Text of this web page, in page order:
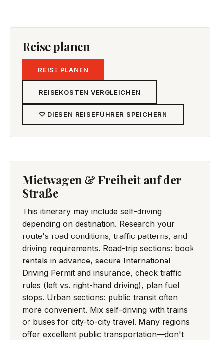
Reise planen
REISE PLANEN
REISEKOSTEN VERGLEICHEN
♡ DIESEN REISEFÜHRER SPEICHERN
Mietwagen & Freiheit auf der
Straße
This itinerary may include self-driving
depending on destination. Research your
route's road conditions, traffic patterns, and
driving requirements. Road-trip sections: book
rentals in advance, secure International
Driving Permit and insurance, check traffic
rules (left vs. right-hand driving), plan fuel
stops. Urban sections: public transit often
more convenient. Mix self-driving with trains
or buses for city-to-city travel. Many regions
offer excellent public transportation—don't